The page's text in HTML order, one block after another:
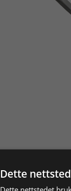
Dette